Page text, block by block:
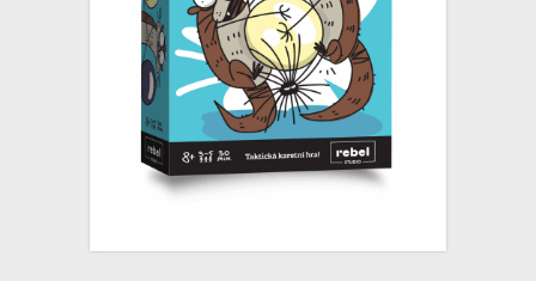
XZONE KLUB
TCG & BOARDGAME HUB
VÝKUP HER (BAZAR)